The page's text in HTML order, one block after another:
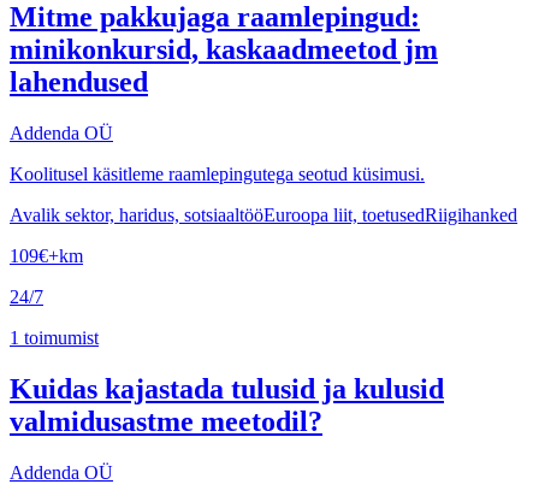
Mitme pakkujaga raamlepingud:
minikonkursid, kaskaadmeetod jm
lahendused
Addenda OÜ
Koolitusel käsitleme raamlepingutega seotud küsimusi.
Avalik sektor, haridus, sotsiaaltööEuroopa liit, toetusedRiigihanked
109€+km
24/7
1 toimumist
Kuidas kajastada tulusid ja kulusid
valmidusastme meetodil?
Addenda OÜ